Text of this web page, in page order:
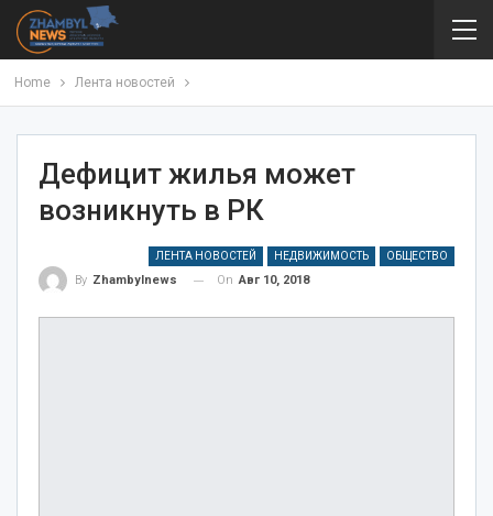
Home Лента новостей
Дефицит жилья может
возникнуть в РК
ЛЕНТА НОВОСТЕЙ НЕДВИЖИМОСТЬ ОБЩЕСТВО
By Zhambylnews On Авг 10, 2018